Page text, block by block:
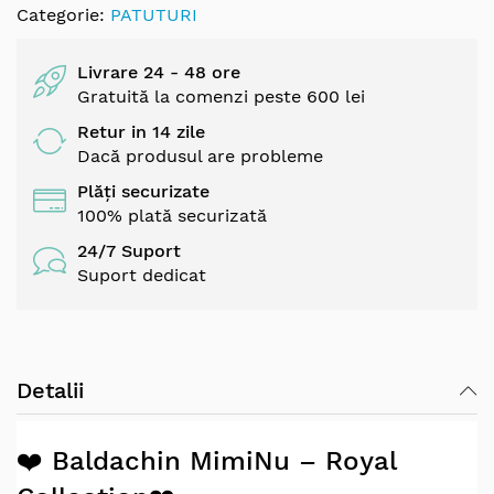
Categorie: PATUTURI
Livrare 24 - 48 ore
Gratuită la comenzi peste 600 lei
Retur in 14 zile
Dacă produsul are probleme
Plăți securizate
100% plată securizată
24/7 Suport
Suport dedicat
Detalii
❤️ Baldachin MimiNu – Royal